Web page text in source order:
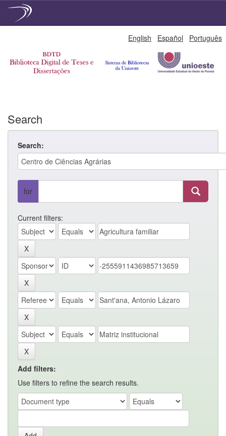
English Español Português
Search
Search:
for
Current filters:
Add filters:
Use filters to refine the search results.